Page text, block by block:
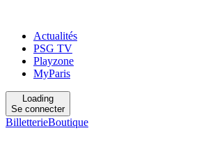
Actualités
PSG TV
Playzone
MyParis
Loading
Se connecter
BilletterieBoutique